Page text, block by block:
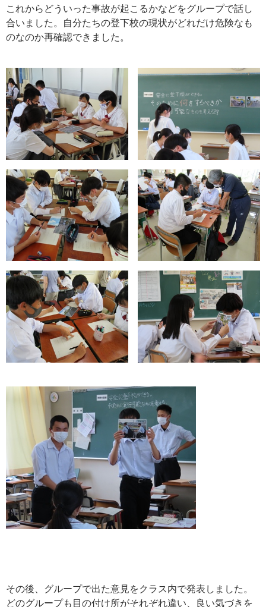
これからどういった事故が起こるかなどをグループで話し
合いました。自分たちの登下校の現状がどれだけ危険なも
のなのか再確認できました。
その後、グループで出た意見をクラス内で発表しました。
どのグループも目の付け所がそれぞれ違い、良い気づきを